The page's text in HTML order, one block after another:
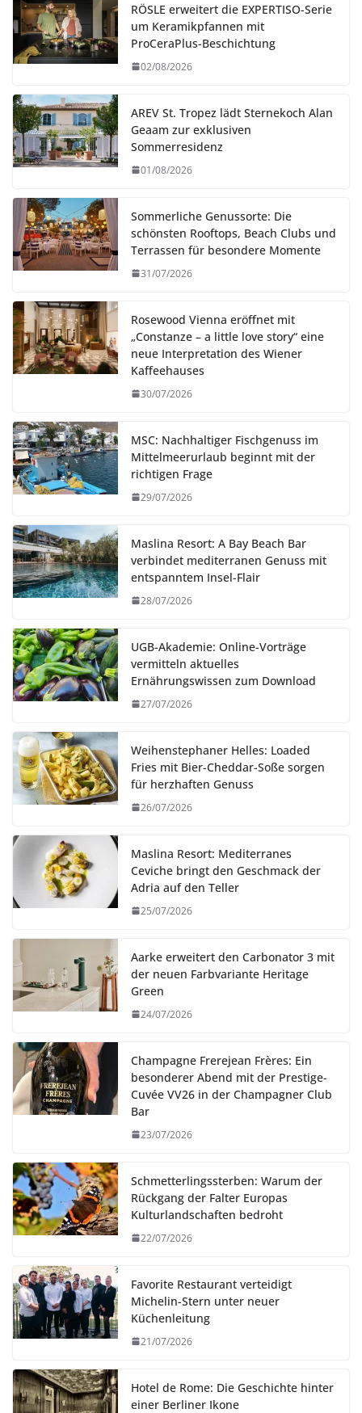
RÖSLE erweitert die EXPERTISO-Serie
um Keramikpfannen mit
ProCeraPlus-Beschichtung
02/08/2026
AREV St. Tropez lädt Sternekoch Alan
Geaam zur exklusiven
Sommerresidenz
01/08/2026
Sommerliche Genussorte: Die
schönsten Rooftops, Beach Clubs und
Terrassen für besondere Momente
31/07/2026
Rosewood Vienna eröffnet mit
„Constanze – a little love story“ eine
neue Interpretation des Wiener
Kaffeehauses
30/07/2026
MSC: Nachhaltiger Fischgenuss im
Mittelmeerurlaub beginnt mit der
richtigen Frage
29/07/2026
Maslina Resort: A Bay Beach Bar
verbindet mediterranen Genuss mit
entspanntem Insel-Flair
28/07/2026
UGB-Akademie: Online-Vorträge
vermitteln aktuelles
Ernährungswissen zum Download
27/07/2026
Weihenstephaner Helles: Loaded
Fries mit Bier-Cheddar-Soße sorgen
für herzhaften Genuss
26/07/2026
Maslina Resort: Mediterranes
Ceviche bringt den Geschmack der
Adria auf den Teller
25/07/2026
Aarke erweitert den Carbonator 3 mit
der neuen Farbvariante Heritage
Green
24/07/2026
Champagne Frerejean Frères: Ein
besonderer Abend mit der Prestige-
Cuvée VV26 in der Champagner Club
Bar
23/07/2026
Schmetterlingssterben: Warum der
Rückgang der Falter Europas
Kulturlandschaften bedroht
22/07/2026
Favorite Restaurant verteidigt
Michelin-Stern unter neuer
Küchenleitung
21/07/2026
Hotel de Rome: Die Geschichte hinter
einer Berliner Ikone